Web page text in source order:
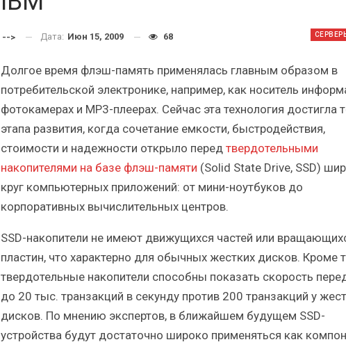
--> Дата: Июн 15, 2009 68
Долгое время флэш-память применялась главным образом в
потребительской электронике, например, как носитель
фотокамерах и MP3-плеерах. Сейчас эта технология достигла
этапа развития, когда сочетание емкости, быстродействия,
стоимости и надежности открыло перед твердотельными
накопителями на базе флэш-памяти (Solid State Drive, SSD)
круг компьютерных приложений: от мини-ноутбуков до
корпоративных вычислительных центров.
SSD-накопители не имеют движущихся частей или
пластин, что характерно для обычных жестких дисков. Кроме
твердотельные накопители способны показать скорость
до 20 тыс. транзакций в секунду против 200 транзакций у
дисков. По мнению экспертов, в ближайшем будущем SSD-
устройства будут достаточно широко применяться как
Итоги и Бестселлеры
ИБП
Отрасль ИБП в депрессии?
Часть II.
Отрасль ИБП в
ИБП
Самый успешный